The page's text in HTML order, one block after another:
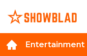
Entertainment